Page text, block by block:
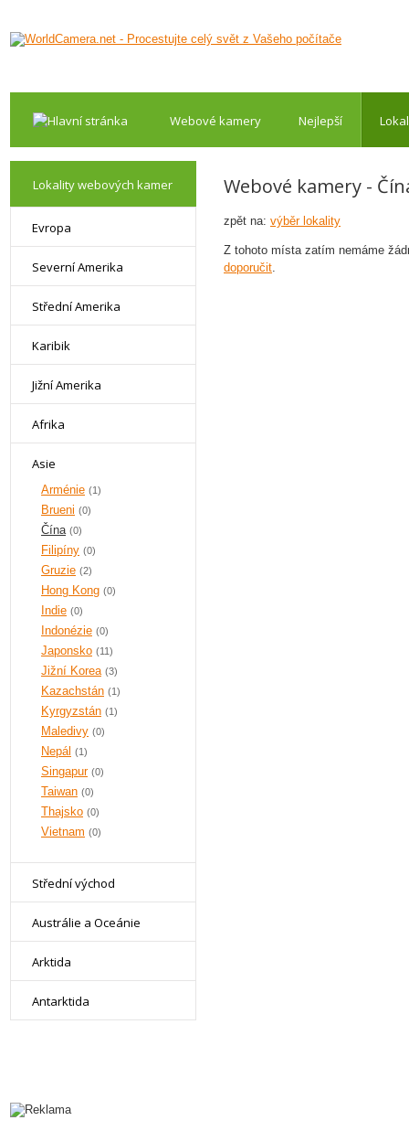
Webové kamery Nejlepší
Lokality webových kamer
Evropa
Severní Amerika
Střední Amerika
Karibik
Jižní Amerika
Afrika
Asie
Arménie (1)
Brueni (0)
Čína (0)
Filipíny (0)
Gruzie (2)
Hong Kong (0)
Indie (0)
Indonézie (0)
Japonsko (11)
Jižní Korea (3)
Kazachstán (1)
Kyrgyzstán (1)
Maledivy (0)
Nepál (1)
Singapur (0)
Taiwan (0)
Thajsko (0)
Vietnam (0)
Střední východ
Austrálie a Oceánie
Arktida
Antarktida
Webové kamery -
zpět na: výběr lokality
Z tohoto místa zatím nemáme
doporučit.